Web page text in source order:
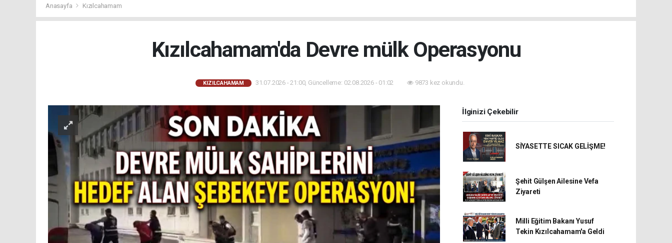
Anasayfa Kızılcahamam
Kızılcahamam'da Devre mülk Operasyonu
KIZILCAHAMAM 31.07.2026 - 21:00, Güncelleme: 02.08.2026 - 01:02 9873 kez okundu.
İlginizi Çekebilir
SİYASETTE SICAK GELİŞME!
Şehit Gülşen Ailesine Vefa
Ziyareti
Milli Eğitim Bakanı Yusuf
Tekin Kızılcahamam'a Geldi